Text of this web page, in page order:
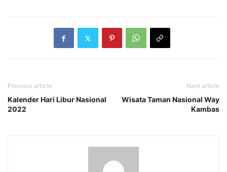
Previous article
Kalender Hari Libur Nasional
2022
Next article
Wisata Taman Nasional Way
Kambas